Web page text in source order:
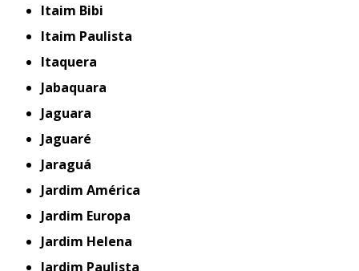
Itaim Bibi
Itaim Paulista
Itaquera
Jabaquara
Jaguara
Jaguaré
Jaraguá
Jardim América
Jardim Europa
Jardim Helena
Jardim Paulista